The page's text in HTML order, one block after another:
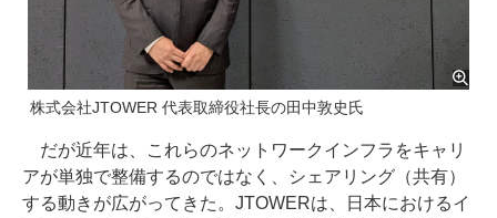
株式会社JTOWER 代表取締役社長の田中敦史氏
だが近年は、これらのネットワークインフラをキャリ
アが単独で整備するのではなく、シェアリング（共有）
する動きが広がってきた。JTOWERは、日本におけるイ